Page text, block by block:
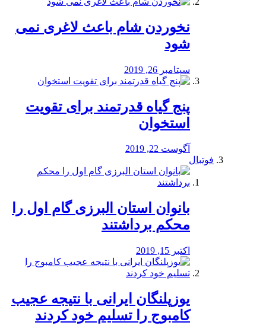
نخوردن شام باعث لاغری نمی
‌شود
سپتامبر 26, 2019
پنج گیاه قدرتمند برای تقویت
استخوان
آگوست 22, 2019
فوتبال
بانوان استان البرزی گام اول را
محكم برداشتند
اکتبر 15, 2019
یوزپلنگان ایرانی با نتیجه عجیب
کامبوج را تسلیم خود کردند